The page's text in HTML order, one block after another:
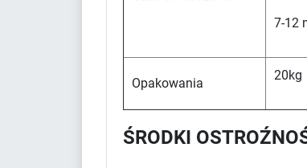
7-12
Opakowania
20kg
ŚRODKI